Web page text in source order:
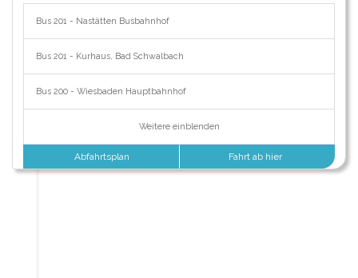
Bus 201 - Nastätten Busbahnhof
Bus 201 - Kurhaus, Bad Schwalbach
Bus 200 - Wiesbaden Hauptbahnhof
Weitere einblenden
Abfahrtsplan Fahrt ab hier